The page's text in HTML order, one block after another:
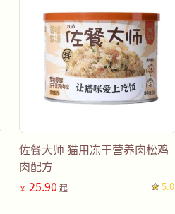
佐餐大师 猫用冻干营养肉松鸡
肉配方
￥ 25.90 起 5.0